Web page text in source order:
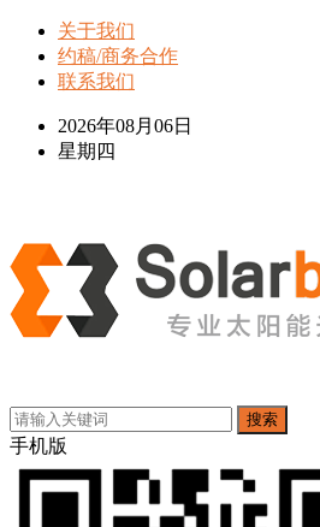
关于我们
约稿/商务合作
联系我们
2026年08月06日
星期四
搜索
手机版